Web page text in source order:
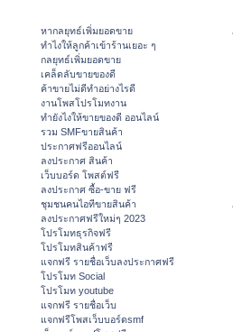
หากลยุทธ์เพิ่มยอดขาย
ทําไงให้ลูกค้าเข้าร้านเยอะ ๆ
กลยุทธ์เพิ่มยอดขาย
เคล็ดลับขายของดี
ค้าขายไม่ดีทำอย่างไรดี
งานโพสโปรโมทงาน
ทํายังไงให้ขายของดี ออนไลน์
รวม SMFขายสินค้า
ประกาศฟรีออนไลน์
ลงประกาศ สินค้า
เว็บบอร์ด โพสต์ฟรี
ลงประกาศ ซื้อ-ขาย ฟรี
ชุมชนคนไอทีขายสินค้า
ลงประกาศฟรีใหม่ๆ 2023
โปรโมทธุรกิจฟรี
โปรโมทสินค้าฟรี
แจกฟรี รายชื่อเว็บลงประกาศฟรี
โปรโมท Social
โปรโมท youtube
แจกฟรี รายชื่อเว็บ
แจกฟรีโพสเว็บบอร์ดsmf